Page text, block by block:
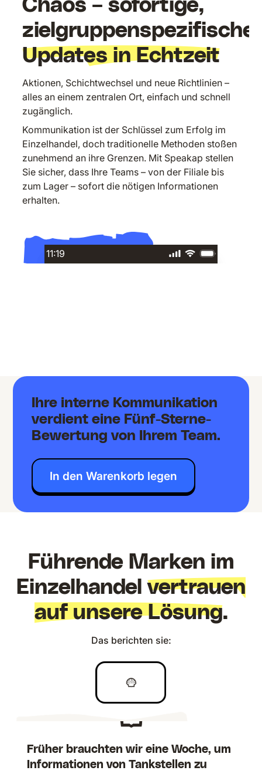
Chaos – sofortige,
zielgruppenspezifische
Updates in Echtzeit
Aktionen, Schichtwechsel und neue Richtlinien –
alles an einem zentralen Ort, einfach und schnell
zugänglich.
Kommunikation ist der Schlüssel zum Erfolg im
Einzelhandel, doch traditionelle Methoden stoßen
zunehmend an ihre Grenzen. Mit Speakap stellen
Sie sicher, dass Ihre Teams – von der Filiale bis
zum Lager – sofort die nötigen Informationen
erhalten.
11:19
Ihre interne Kommunikation
verdient eine Fünf-Sterne-
Bewertung von Ihrem Team.
In den Warenkorb legen
Führende Marken im
Einzelhandelvertrauen
auf unsere Lösung.
Das berichten sie:
Früher brauchten wir eine Woche, um
Informationen von Tankstellen zu